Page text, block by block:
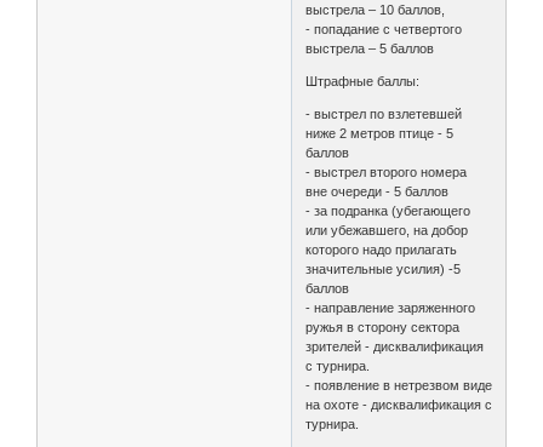
выстрела – 10 баллов,
- попадание с четвертого
выстрела – 5 баллов
Штрафные баллы:
- выстрел по взлетевшей
ниже 2 метров птице - 5
баллов
- выстрел второго номера
вне очереди - 5 баллов
- за подранка (убегающего
или убежавшего, на добор
которого надо прилагать
значительные усилия) -5
баллов
- направление заряженного
ружья в сторону сектора
зрителей - дисквалификация
с турнира.
- появление в нетрезвом виде
на охоте - дисквалификация с
турнира.